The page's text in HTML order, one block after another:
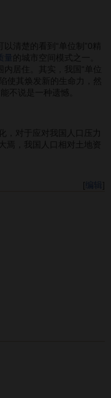
清楚的看到“单位制”0精
的城市空间模式之一。
内居住。其实，我国“单位
使其焕发新的生命力，然
不说是一种遗憾。
对于应对我国人口压力
，我国人口相对土地资
[编辑